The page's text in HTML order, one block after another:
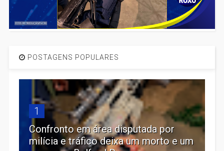
POSTAGENS POPULARES
1
Confronto em área disputada por
milícia e tráfico deixa um morto e um